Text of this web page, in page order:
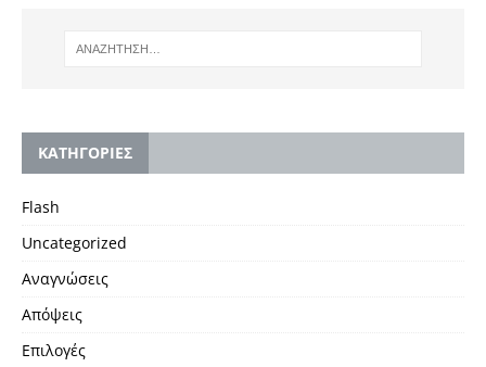
KΑΤΗΓΟΡΙΕΣ
Flash
Uncategorized
Αναγνώσεις
Απόψεις
Επιλογές